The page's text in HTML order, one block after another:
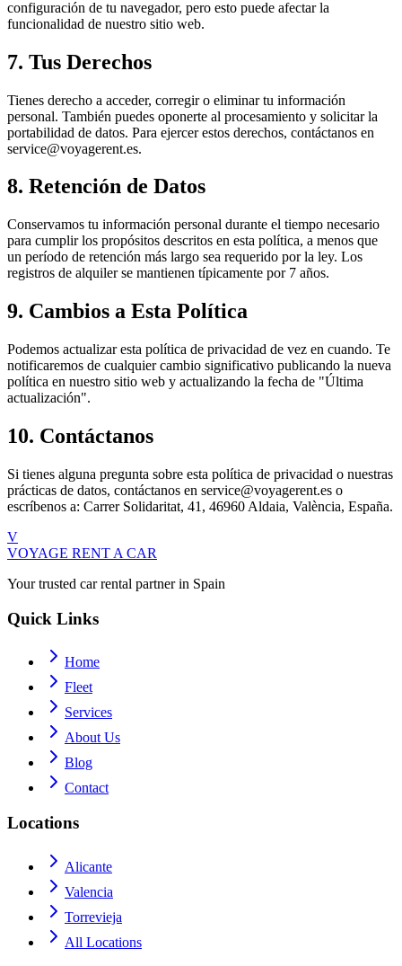
configuración de tu navegador, pero esto puede afectar la
funcionalidad de nuestro sitio web.
7. Tus Derechos
Tienes derecho a acceder, corregir o eliminar tu información
personal. También puedes oponerte al procesamiento y solicitar la
portabilidad de datos. Para ejercer estos derechos, contáctanos en
service@voyagerent.es.
8. Retención de Datos
Conservamos tu información personal durante el tiempo necesario
para cumplir los propósitos descritos en esta política, a menos que
un período de retención más largo sea requerido por la ley. Los
registros de alquiler se mantienen típicamente por 7 años.
9. Cambios a Esta Política
Podemos actualizar esta política de privacidad de vez en cuando. Te
notificaremos de cualquier cambio significativo publicando la nueva
política en nuestro sitio web y actualizando la fecha de "Última
actualización".
10. Contáctanos
Si tienes alguna pregunta sobre esta política de privacidad o nuestras
prácticas de datos, contáctanos en service@voyagerent.es o
escríbenos a: Carrer Solidaritat, 41, 46960 Aldaia, València, España.
V
VOYAGE RENT A CAR
Your trusted car rental partner in Spain
Quick Links
Home
Fleet
Services
About Us
Blog
Contact
Locations
Alicante
Valencia
Torrevieja
All Locations